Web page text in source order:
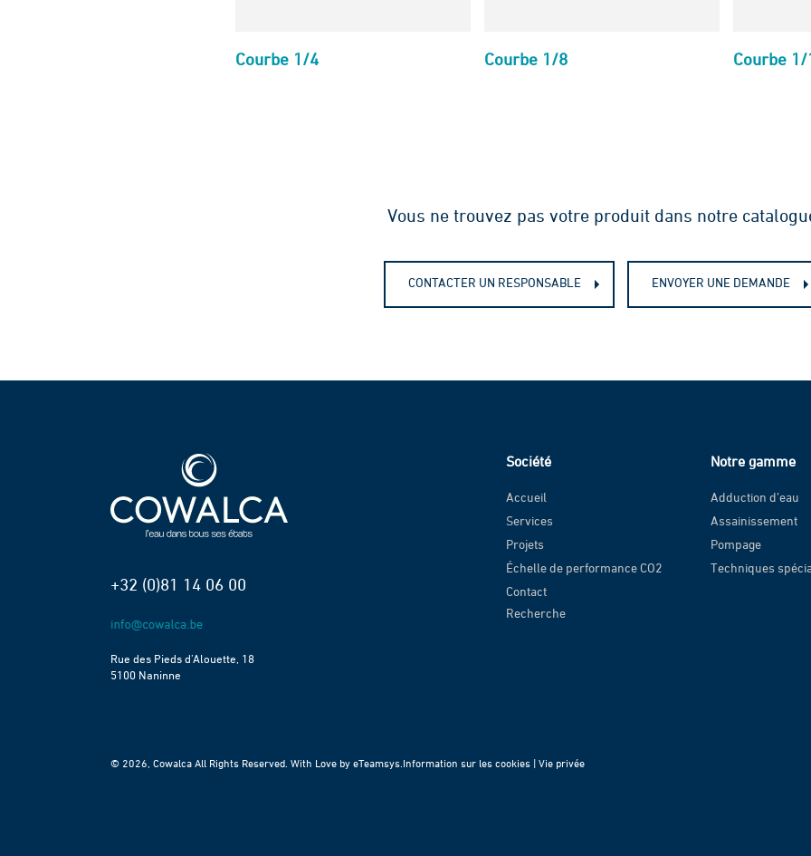
Courbe 1/4 Courbe 1/8 Courbe 1/
Vous ne trouvez pas votre produit dans notre
CONTACTER UN RESPONSABLE ENVOYER UNE DEMANDE
+32 (0)81 14 06 00
Rue des Pieds d’Alouette, 18
5100 Naninne
Société
Accueil
Services
Projets
Échelle de performance CO2
Contact
Recherche
Notre gamme
Adduction d’eau
Assainissement
Pompage
Techniques
© 2026, Cowalca All Rights Reserved. With Love by eTeamsys. Information sur les cookies | Vie privée